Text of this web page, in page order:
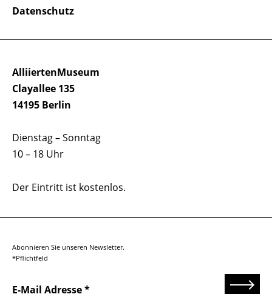
AlliiertenMuseum
Clayallee 135
14195 Berlin
Dienstag – Sonntag
10 – 18 Uhr
Der Eintritt ist kostenlos.
Datenschutz
Abonnieren Sie unseren Newsletter.
*Pflichtfeld
E-Mail Adresse Senden